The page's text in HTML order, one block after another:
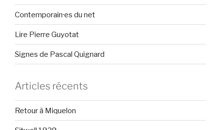
Contemporain·es du net
Lire Pierre Guyotat
Signes de Pascal Quignard
Articles récents
Retour à Miquelon